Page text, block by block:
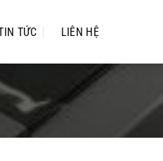
TỨC LIÊN HỆ